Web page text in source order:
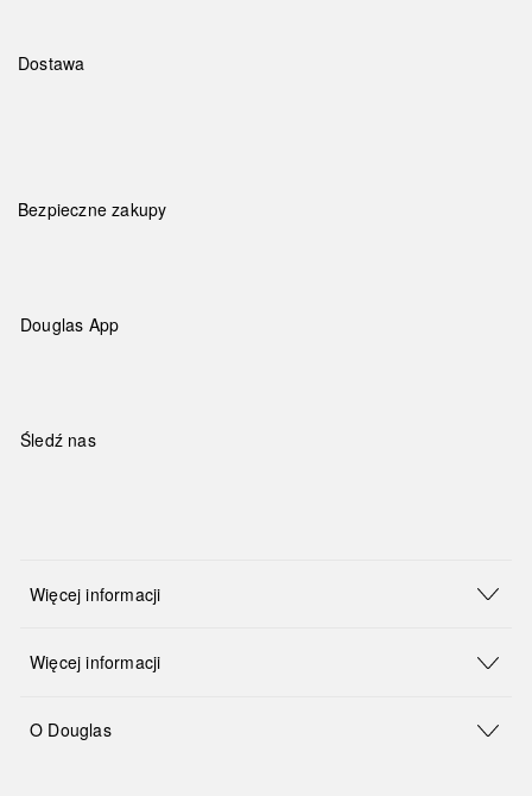
Dostawa
Bezpieczne zakupy
Douglas App
Śledź nas
Więcej informacji
Więcej informacji
O Douglas